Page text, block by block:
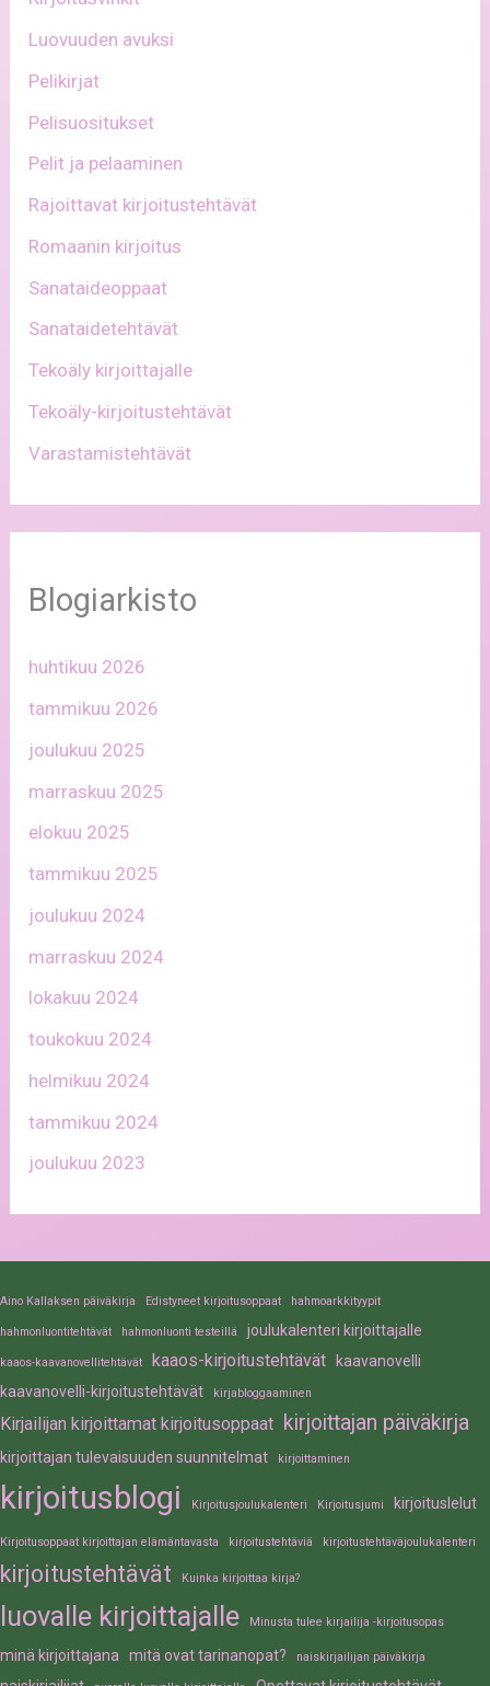
Luovuuden avuksi
Pelikirjat
Pelisuositukset
Pelit ja pelaaminen
Rajoittavat kirjoitustehtävät
Romaanin kirjoitus
Sanataideoppaat
Sanataidetehtävät
Tekoäly kirjoittajalle
Tekoäly-kirjoitustehtävät
Varastamistehtävät
Blogiarkisto
huhtikuu 2026
tammikuu 2026
joulukuu 2025
marraskuu 2025
elokuu 2025
tammikuu 2025
joulukuu 2024
marraskuu 2024
lokakuu 2024
toukokuu 2024
helmikuu 2024
tammikuu 2024
joulukuu 2023
Aino Kallaksen päiväkirja Edistyneet kirjoitusoppaat hahmoarkkityypit
hahmonluontitehtävät hahmonluonti testeillä joulukalenteri kirjoittajalle
kaaos-kaavanovellitehtävät kaaos-kirjoitustehtävät
kaavanovelli
kaavanovelli-kirjoitustehtävät
kirjabloggaaminen
Kirjailijan kirjoittamat kirjoitusoppaat kirjoittajan päiväkirja
kirjoittajan tulevaisuuden suunnitelmat kirjoittaminen
kirjoitusblogi Kirjoitusjoulukalenteri Kirjoitusjumi kirjoituslelut
Kirjoitusoppaat kirjoittajan elämäntavasta kirjoitustehtäviä kirjoitustehtäväjoulukalenteri
kirjoitustehtävät Kuinka kirjoittaa kirja?
luovalle kirjoittajalle Minusta tulee kirjailija -kirjoitusopas
minä kirjoittajana mitä ovat tarinanopat? naiskirjailijan päiväkirja